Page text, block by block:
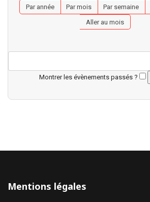
Par année Par mois Par semaine
Aller au mois
Montrer les évènements passés ?
Mentions légales